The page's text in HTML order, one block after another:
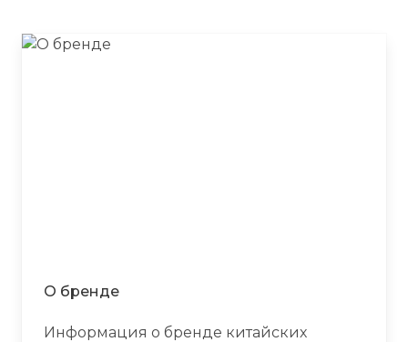
О бренде
Информация о бренде китайских